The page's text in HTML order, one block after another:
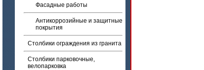
Фасадные работы
Антикоррозийные и защитные
покрытия
Столбики ограждения из гранита
Столбики парковочные,
велопарковка